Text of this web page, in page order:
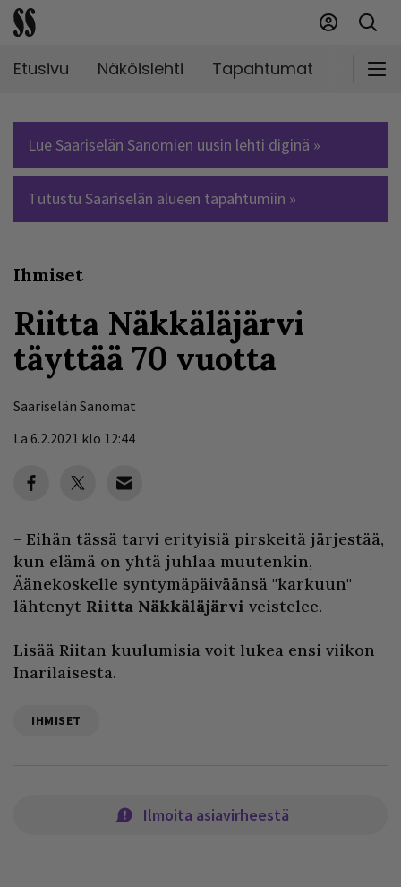
Etusivu Näköislehti Tapahtumat
Lue Saariselän Sanomien uusin lehti diginä »
Tutustu Saariselän alueen tapahtumiin »
Ihmiset
Riitta Näkkäläjärvi
täyttää 70 vuotta
Saariselän Sanomat
La 6.2.2021 klo 12:44
– Eihän tässä tarvi erityisiä pirskeitä järjestää,
kun elämä on yhtä juhlaa muutenkin,
Äänekoskelle syntymäpäiväänsä "karkuun"
lähtenyt Riitta Näkkäläjärvi veistelee.
Lisää Riitan kuulumisia voit lukea ensi viikon
Inarilaisesta.
IHMISET
Ilmoita asiavirheestä